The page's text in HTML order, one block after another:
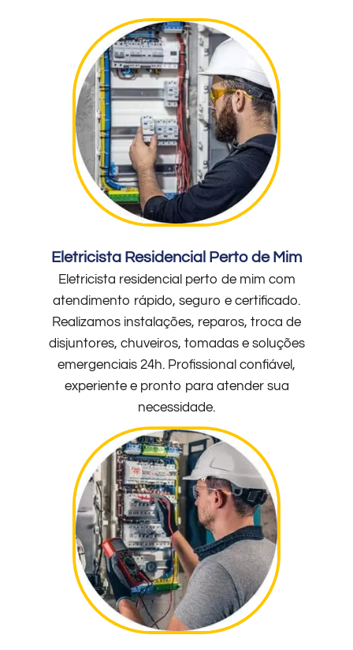
Eletricista Residencial Perto de Mim
Eletricista residencial perto de mim com
atendimento rápido, seguro e certificado.
Realizamos instalações, reparos, troca de
disjuntores, chuveiros, tomadas e soluções
emergenciais 24h. Profissional confiável,
experiente e pronto para atender sua
necessidade.